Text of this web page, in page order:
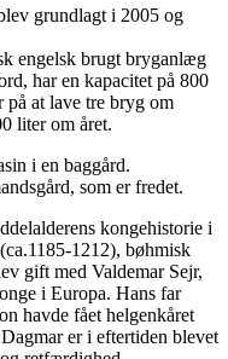
grundlagt i 2005 og
engelsk brugt bryganlæg
har en kapacitet på 800
på at lave tre bryg om
liter om året.
i en baggård.
som er fredet.
kongehistorie i
1212), bøhmisk
gift med Valdemar Sejr,
i Europa. Hans far
havde fået helgenkåret
er i eftertiden blevet